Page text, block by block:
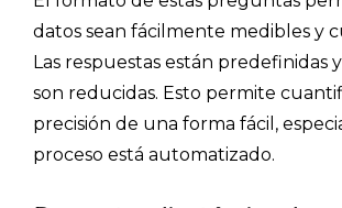
datos sean fácilmente medibles y
Las respuestas están predefinidas
son reducidas. Esto permite
precisión de una forma fácil,
proceso está automatizado.